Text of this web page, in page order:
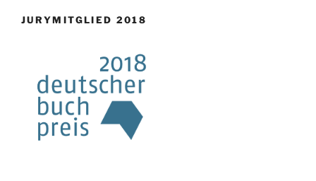
JURYMITGLIED 2018